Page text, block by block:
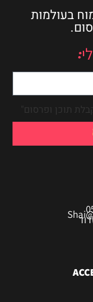
בעולמות
תוכן ופרסום"